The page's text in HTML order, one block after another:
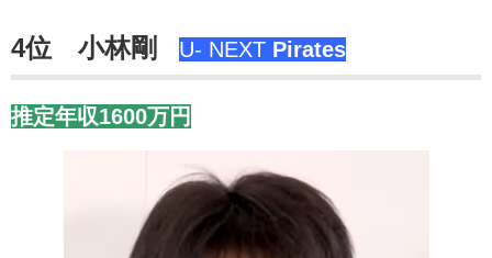
4位 小林剛 U- NEXT Pirates
推定年収1600万円